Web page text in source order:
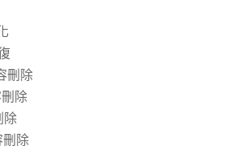
刪除
除
除
刪除